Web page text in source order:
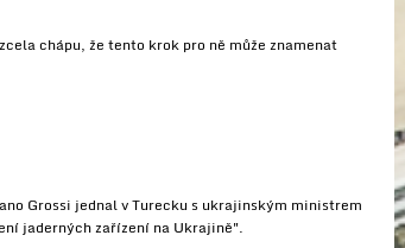
chápu, že tento krok pro ně může znamenat
Grossi jednal v Turecku s ukrajinským ministrem
jaderných zařízení na Ukrajině".